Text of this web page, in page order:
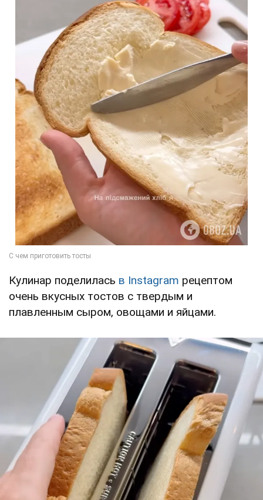
Кулинар поделилась в Instagram рецептом
очень вкусных тостов с твердым и
плавленным сыром, овощами и яйцами.